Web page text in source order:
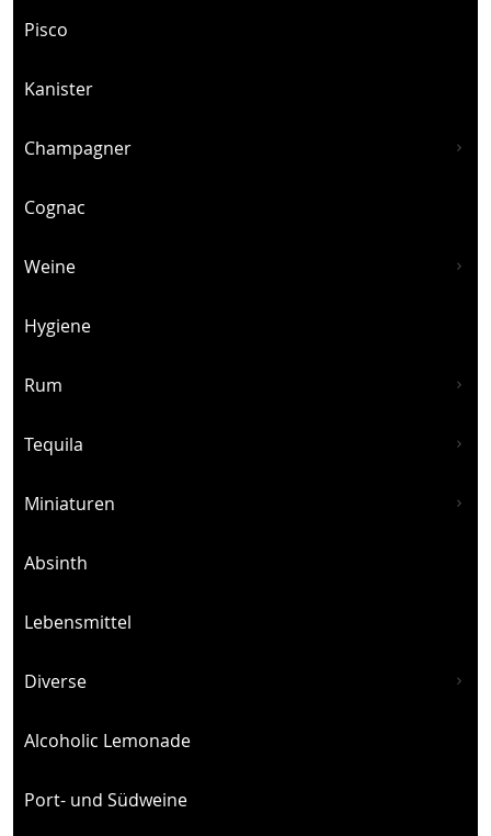
Pisco
Kanister
Champagner
Cognac
Weine
Hygiene
Rum
Tequila
Miniaturen
Absinth
Lebensmittel
Diverse
Alcoholic Lemonade
Port- und Südweine